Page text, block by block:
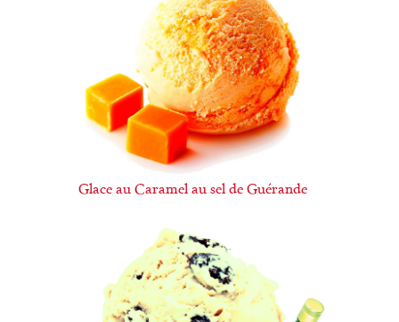
Glace au Caramel au sel de Guérande